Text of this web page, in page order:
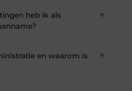
heb ik als
▼
en waarom is
▼